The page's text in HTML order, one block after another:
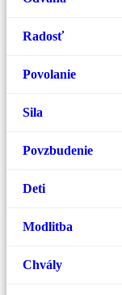
Radosť
Povolanie
Sila
Povzbudenie
Deti
Modlitba
Chvály